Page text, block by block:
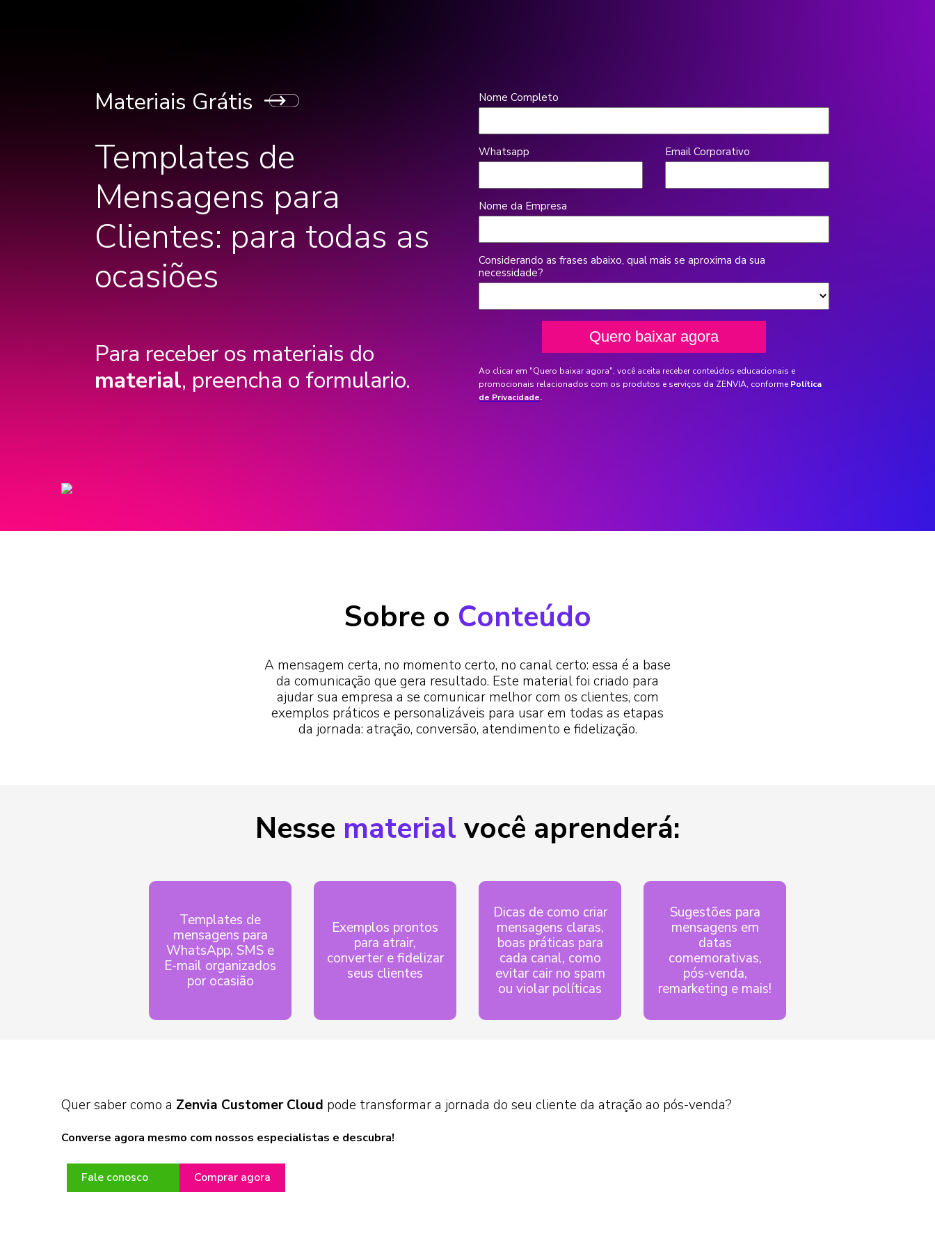
Materiais Grátis
Templates de
Mensagens para
Clientes: para todas as
ocasiões
Para receber os materiais do
material, preencha o formulario.
Nome Completo
Whatsapp Email Corporativo
Nome da Empresa
Considerando as frases abaixo, qual mais se aproxima da sua
necessidade?
Ao clicar em "Quero baixar agora", você aceita receber conteúdos educacionais e
promocionais relacionados com os produtos e serviços da ZENVIA, conforme Política
de Privacidade.
Sobre o Conteúdo
A mensagem certa, no momento certo, no canal certo: essa é a base
da comunicação que gera resultado. Este material foi criado para
ajudar sua empresa a se comunicar melhor com os clientes, com
exemplos práticos e personalizáveis para usar em todas as etapas
da jornada: atração, conversão, atendimento e fidelização.
Nesse material você aprenderá:
Templates de
mensagens para
WhatsApp, SMS e
E-mail organizados
por ocasião
Exemplos prontos
para atrair,
converter e fidelizar
seus clientes
Dicas de como criar
mensagens claras,
boas práticas para
cada canal, como
evitar cair no spam
ou violar políticas
Sugestões para
mensagens em
datas
comemorativas,
pós-venda,
remarketing e mais!
Quer saber como a Zenvia Customer Cloud pode transformar a jornada do seu cliente da atração ao pós-venda?
Converse agora mesmo com nossos especialistas e descubra!
Fale conosco Comprar agora